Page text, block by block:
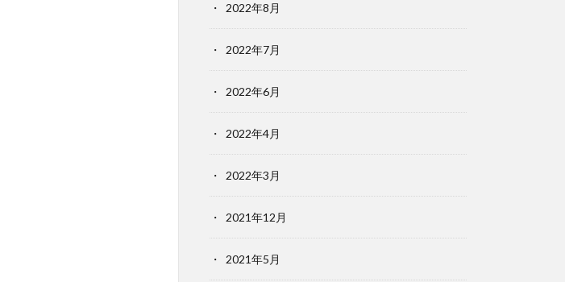
2022年8月
2022年7月
2022年6月
2022年4月
2022年3月
2021年12月
2021年5月